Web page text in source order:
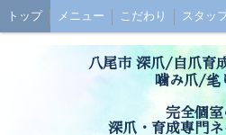
トップ メニュー こだわり スタッ
初めての方へ お子様連れの方へ ご
アクセス
八尾市 深爪/自爪育
噛み爪/毟
完全個室
深爪・育成専門